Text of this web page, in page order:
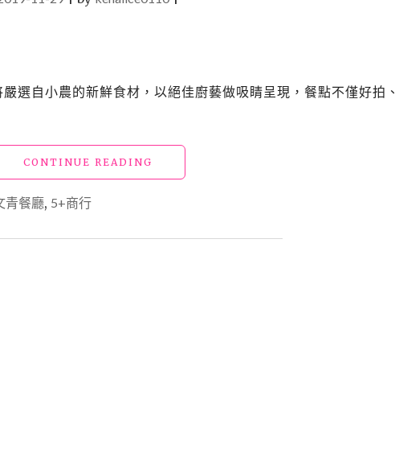
選自小農的新鮮食材，以絕佳廚藝做吸睛呈現，餐點不僅好拍、
CONTINUE READING
蓮
青餐廳, 5+商行